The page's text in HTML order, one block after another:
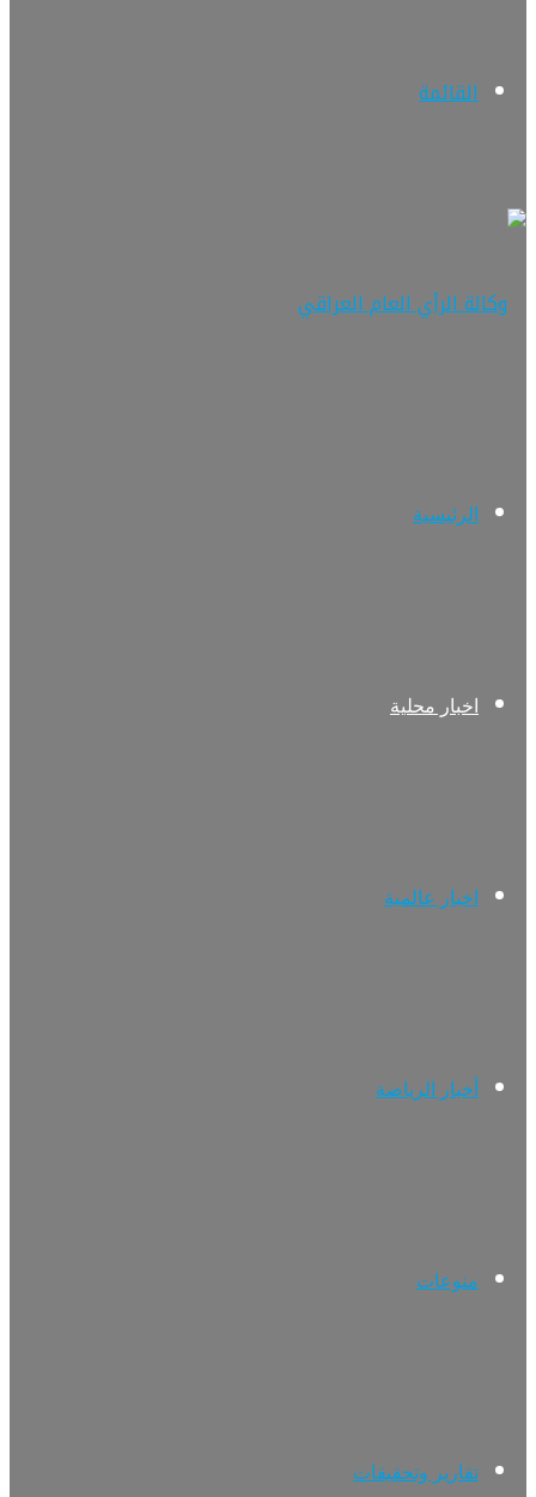
القائمة
الرئيسية
اخبار محلية
اخبار عالمية
أخبار الرياضة
منوعات
تقارير وتحقيقات